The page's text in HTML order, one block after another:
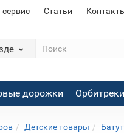
сервис Статьи
дорожки Орбитреки
Детские товары